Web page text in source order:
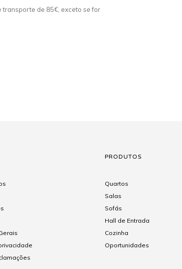
transporte de 85€, exceto se for
PRODUTOS
Quartos
Salas
Sofás
Hall de Entrada
Cozinha
Oportunidades